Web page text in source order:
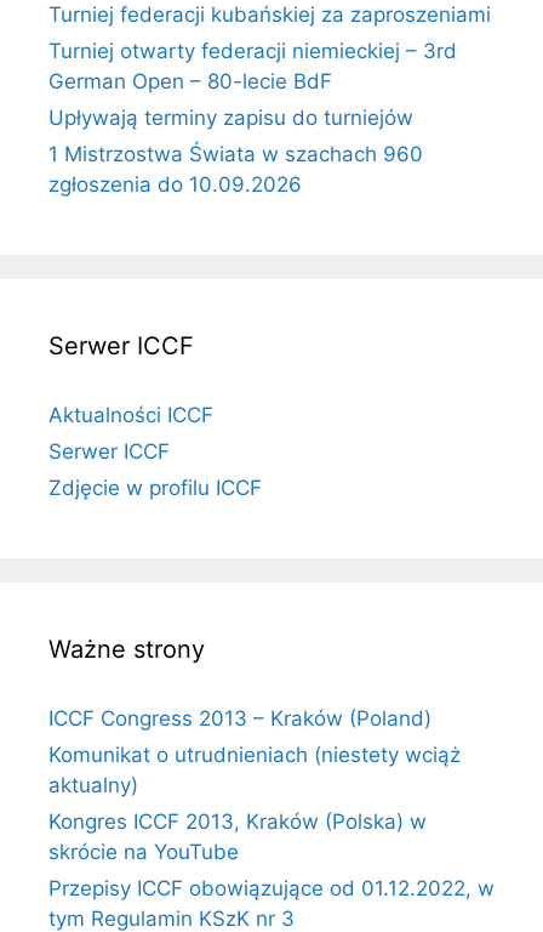
Turniej federacji kubańskiej za zaproszeniami
Turniej otwarty federacji niemieckiej – 3rd
German Open – 80-lecie BdF
Upływają terminy zapisu do turniejów
1 Mistrzostwa Świata w szachach 960
zgłoszenia do 10.09.2026
Serwer ICCF
Aktualności ICCF
Serwer ICCF
Zdjęcie w profilu ICCF
Ważne strony
ICCF Congress 2013 – Kraków (Poland)
Komunikat o utrudnieniach (niestety wciąż
aktualny)
Kongres ICCF 2013, Kraków (Polska) w
skrócie na YouTube
Przepisy ICCF obowiązujące od 01.12.2022, w
tym Regulamin KSzK nr 3